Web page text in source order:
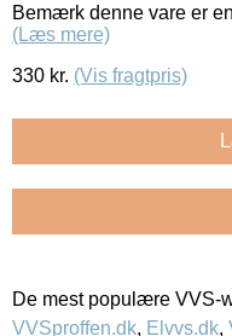
Bemærk denne vare er
(Læs mere)
330 kr. (Vis fragtpris)
De mest populære VVS-
VVSproffen.dk, Elvvs.dk,